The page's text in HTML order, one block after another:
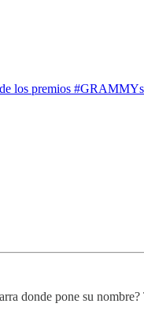
los premios #GRAMMYs
donde pone su nombre?